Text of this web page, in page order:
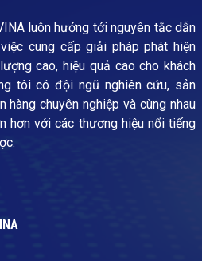
luôn hướng tới nguyên tắc dẫn
cung cấp giải pháp phát hiện
cao, hiệu quả cao cho khách
tôi có đội ngũ nghiên cứu, sản
hàng chuyên nghiệp và cùng nhau
hơn với các thương hiệu nổi tiếng